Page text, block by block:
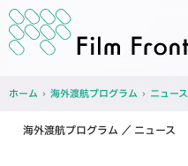
ホーム › 海外渡航プログラム › ニュース
海外渡航プログラム ニュース